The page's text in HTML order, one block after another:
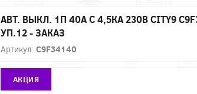
АВТ. ВЫКЛ. 1П 40А С 4,5КА 230В CITY9
УП.12 - ЗАКАЗ
Артикул: C9F34140
АКЦИЯ